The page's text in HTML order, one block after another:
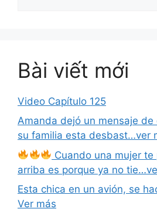
Bài viết mới
Video Capítulo 125
Amanda dejó un mensaje
su familia esta desbast…ver
Cuando una mujer te
arriba es porque ya no
Esta chica en un avión, se
Ver más